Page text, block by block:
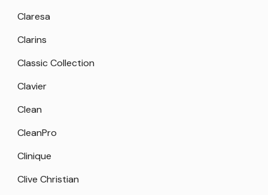
Claresa
Clarins
Classic Collection
Clavier
Clean
CleanPro
Clinique
Clive Christian